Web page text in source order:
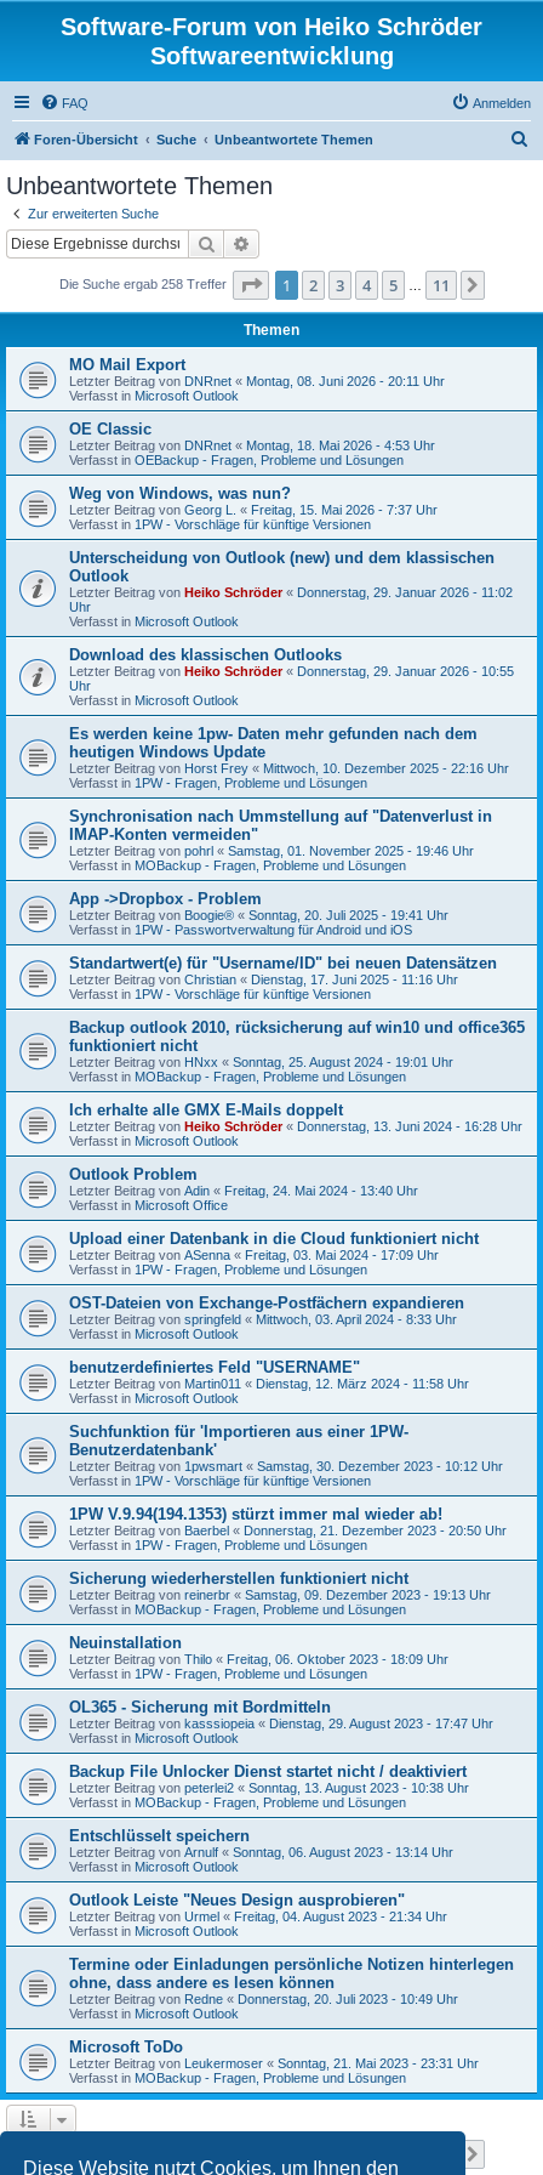
Diese Website nutzt Cookies, um Ihnen den
Software-Forum von Heiko Schröder
Softwareentwicklung
FAQ Anmelden
Foren-Übersicht Suche Unbeantwortete Themen
Unbeantwortete Themen
Zur erweiterten Suche
Suche
Die Suche ergab 258 Treffer Seite 1von 11
1 2 3 4 5 11
Themen
MO Mail Export
Letzter Beitrag von DNRnet « Montag, 08. Juni 2026 - 20:11 Uhr
Verfasst in Microsoft Outlook
OE Classic
Letzter Beitrag von DNRnet « Montag, 18. Mai 2026 - 4:53 Uhr
Verfasst in OEBackup - Fragen, Probleme und Lösungen
Weg von Windows, was nun?
Letzter Beitrag von Georg L. « Freitag, 15. Mai 2026 - 7:37 Uhr
Verfasst in 1PW - Vorschläge für künftige Versionen
Unterscheidung von Outlook (new) und dem klassischen
Outlook
Letzter Beitrag von Heiko Schröder« Donnerstag, 29. Januar 2026 - 11:02
Uhr
Verfasst in Microsoft Outlook
Download des klassischen Outlooks
Letzter Beitrag von Heiko Schröder« Donnerstag, 29. Januar 2026 - 10:55
Uhr
Verfasst in Microsoft Outlook
Es werden keine 1pw- Daten mehr gefunden nach dem
heutigen Windows Update
Letzter Beitrag von Horst Frey « Mittwoch, 10. Dezember 2025 - 22:16 Uhr
Verfasst in 1PW - Fragen, Probleme und Lösungen
Synchronisation nach Ummstellung auf "Datenverlust in
IMAP-Konten vermeiden"
Letzter Beitrag von pohrl « Samstag, 01. November 2025 - 19:46 Uhr
Verfasst in MOBackup - Fragen, Probleme und Lösungen
App ->Dropbox - Problem
Letzter Beitrag von Boogie® « Sonntag, 20. Juli 2025 - 19:41 Uhr
Verfasst in 1PW - Passwortverwaltung für Android und iOS
Standartwert(e) für "Username/ID" bei neuen Datensätzen
Letzter Beitrag von Christian « Dienstag, 17. Juni 2025 - 11:16 Uhr
Verfasst in 1PW - Vorschläge für künftige Versionen
Backup outlook 2010, rücksicherung auf win10 und office365
funktioniert nicht
Letzter Beitrag von HNxx « Sonntag, 25. August 2024 - 19:01 Uhr
Verfasst in MOBackup - Fragen, Probleme und Lösungen
Ich erhalte alle GMX E-Mails doppelt
Letzter Beitrag von Heiko Schröder« Donnerstag, 13. Juni 2024 - 16:28 Uhr
Verfasst in Microsoft Outlook
Outlook Problem
Letzter Beitrag von Adin « Freitag, 24. Mai 2024 - 13:40 Uhr
Verfasst in Microsoft Office
Upload einer Datenbank in die Cloud funktioniert nicht
Letzter Beitrag von ASenna « Freitag, 03. Mai 2024 - 17:09 Uhr
Verfasst in 1PW - Fragen, Probleme und Lösungen
OST-Dateien von Exchange-Postfächern expandieren
Letzter Beitrag von springfeld « Mittwoch, 03. April 2024 - 8:33 Uhr
Verfasst in Microsoft Outlook
benutzerdefiniertes Feld "USERNAME"
Letzter Beitrag von Martin011 « Dienstag, 12. März 2024 - 11:58 Uhr
Verfasst in Microsoft Outlook
Suchfunktion für 'Importieren aus einer 1PW-
Benutzerdatenbank'
Letzter Beitrag von 1pwsmart « Samstag, 30. Dezember 2023 - 10:12 Uhr
Verfasst in 1PW - Vorschläge für künftige Versionen
1PW V.9.94(194.1353) stürzt immer mal wieder ab!
Letzter Beitrag von Baerbel « Donnerstag, 21. Dezember 2023 - 20:50 Uhr
Verfasst in 1PW - Fragen, Probleme und Lösungen
Sicherung wiederherstellen funktioniert nicht
Letzter Beitrag von reinerbr « Samstag, 09. Dezember 2023 - 19:13 Uhr
Verfasst in MOBackup - Fragen, Probleme und Lösungen
Neuinstallation
Letzter Beitrag von Thilo « Freitag, 06. Oktober 2023 - 18:09 Uhr
Verfasst in 1PW - Fragen, Probleme und Lösungen
OL365 - Sicherung mit Bordmitteln
Letzter Beitrag von kasssiopeia « Dienstag, 29. August 2023 - 17:47 Uhr
Verfasst in Microsoft Outlook
Backup File Unlocker Dienst startet nicht / deaktiviert
Letzter Beitrag von peterlei2 « Sonntag, 13. August 2023 - 10:38 Uhr
Verfasst in MOBackup - Fragen, Probleme und Lösungen
Entschlüsselt speichern
Letzter Beitrag von Arnulf « Sonntag, 06. August 2023 - 13:14 Uhr
Verfasst in Microsoft Outlook
Outlook Leiste "Neues Design ausprobieren"
Letzter Beitrag von Urmel « Freitag, 04. August 2023 - 21:34 Uhr
Verfasst in Microsoft Outlook
Termine oder Einladungen persönliche Notizen hinterlegen
ohne, dass andere es lesen können
Letzter Beitrag von Redne « Donnerstag, 20. Juli 2023 - 10:49 Uhr
Verfasst in Microsoft Outlook
Microsoft ToDo
Letzter Beitrag von Leukermoser « Sonntag, 21. Mai 2023 - 23:31 Uhr
Verfasst in MOBackup - Fragen, Probleme und Lösungen